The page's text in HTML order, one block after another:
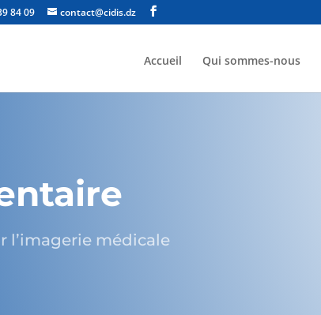
84 09 contact@cidis.dz
Accueil Qui sommes-nous
l’imagerie médicale